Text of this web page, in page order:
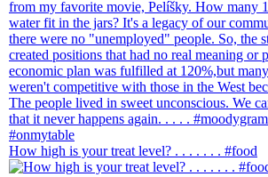
How high is your treat level? . . . . . . . #food